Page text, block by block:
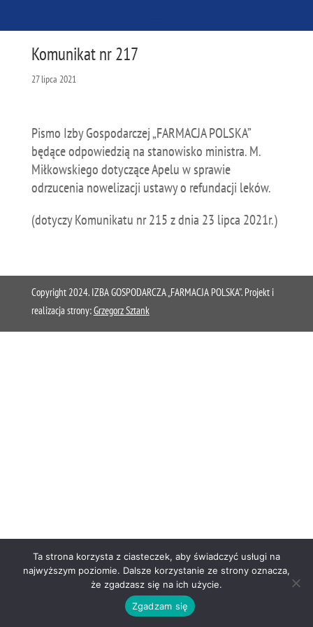
Komunikat nr 217
27 lipca 2021
Pismo Izby Gospodarczej „FARMACJA POLSKA”
będące odpowiedzią na stanowisko ministra. M.
Miłkowskiego dotyczące Apelu w sprawie
odrzucenia nowelizacji ustawy o refundacji leków.
(dotyczy Komunikatu nr 215 z dnia 23 lipca 2021r.)
Copyright 2024. IZBA GOSPODARCZA „FARMACJA POLSKA”. Projekt i
realizacja strony:Grzegorz Sztank
Ta strona korzysta z ciasteczek, aby świadczyć usługi na
najwyższym poziomie. Dalsze korzystanie ze strony oznacza,
że zgadzasz się na ich użycie.
Zgadzam się